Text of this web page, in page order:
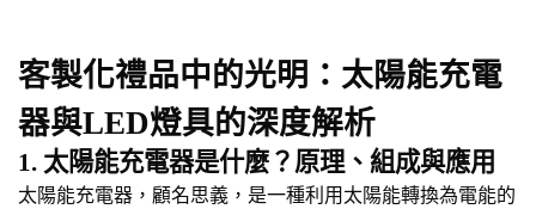
客製化禮品中的光明：太陽能充電
器與LED燈具的深度解析
1. 太陽能充電器是什麼？原理、組成與應用
太陽能充電器，顧名思義，是一種利用太陽能轉換為電能的